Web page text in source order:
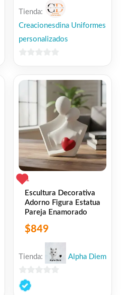
Tienda:
Creacionesdina Uniformes
personalizados
5
1
Escultura Decorativa
Adorno Figura Estatua
Pareja Enamorado
$849
Tienda: Alpha Diem
0
de